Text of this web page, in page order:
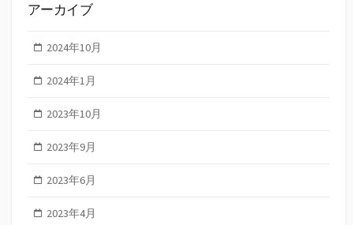
アーカイブ
2024年10月
2024年1月
2023年10月
2023年9月
2023年6月
2023年4月